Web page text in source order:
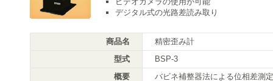
デジタル式の光路差読み取り
商品名
精密歪み計
型式
BSP-3
概要
バビネ補整器法による位相差測定